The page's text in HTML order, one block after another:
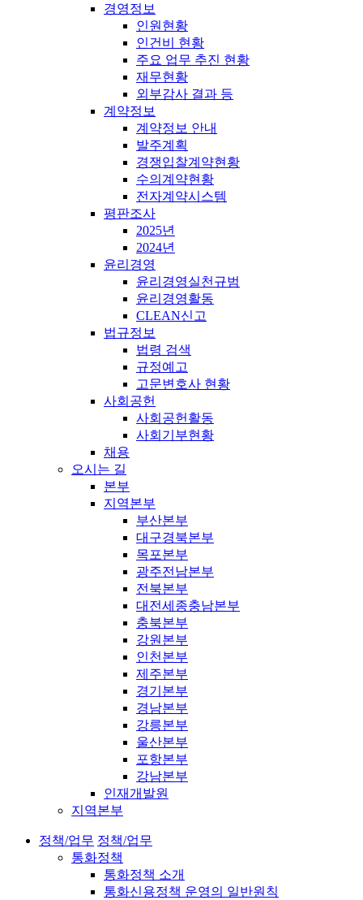
경영정보
인원현황
인건비 현황
주요 업무 추진 현황
재무현황
외부감사 결과 등
계약정보
계약정보 안내
발주계획
경쟁입찰계약현황
수의계약현황
전자계약시스템
평판조사
2025년
2024년
윤리경영
윤리경영실천규범
윤리경영활동
CLEAN신고
법규정보
법령 검색
규정예고
고문변호사 현황
사회공헌
사회공헌활동
사회기부현황
채용
오시는 길
본부
지역본부
부산본부
대구경북본부
목포본부
광주전남본부
전북본부
대전세종충남본부
충북본부
강원본부
인천본부
제주본부
경기본부
경남본부
강릉본부
울산본부
포항본부
강남본부
인재개발원
지역본부
정책/업무 정책/업무
통화정책
통화정책 소개
통화신용정책 운영의 일반원칙